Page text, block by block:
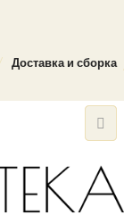
Доставка и сборка